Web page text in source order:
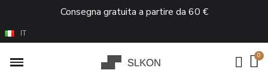
Consegna gratuita a partire da 60 €
IT